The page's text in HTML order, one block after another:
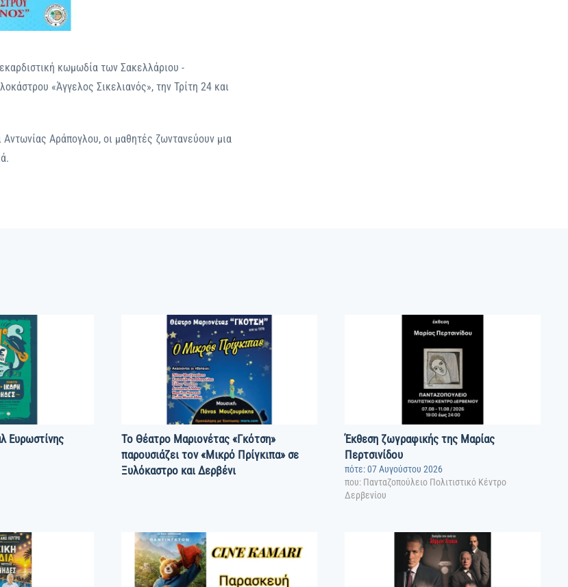
κωμωδία των Σακελλάριου -
«Άγγελος Σικελιανός», την Τρίτη 24 και
Αράπογλου, οι μαθητές ζωντανεύουν μια
Ευρωστίνης
Το Θέατρο Μαριονέτας «Γκότση»
παρουσιάζει τον «Μικρό Πρίγκιπα» σε
Ξυλόκαστρο και Δερβένι
Έκθεση ζωγραφικής της Μαρίας
Περτσινίδου
πότε: 07 Αυγούστου 2026
που: Πανταζοπούλειο Πολιτιστικό Κέντρο
Δερβενίου